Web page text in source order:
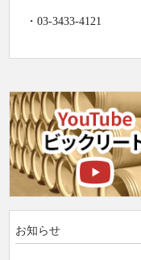
・03-3433-4121
お知らせ